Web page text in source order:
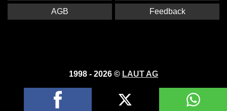
1998 - 2026 © LAUT AG
AGB Feedback